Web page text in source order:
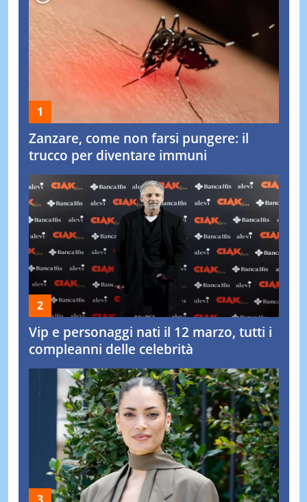
Zanzare, come non farsi pungere: il
trucco per diventare immuni
Vip e personaggi nati il 12 marzo, tutti i
compleanni delle celebrità